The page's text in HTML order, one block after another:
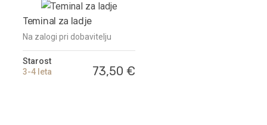
Teminal za ladje
Na zalogi pri dobavitelju
Starost
3-4 leta
73,50 €